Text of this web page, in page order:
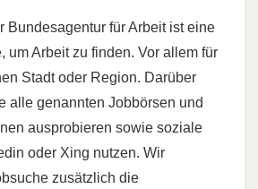
Bundesagentur für Arbeit ist eine
um Arbeit zu finden. Vor allem für
Stadt oder Region. Darüber
alle genannten Jobbörsen und
ausprobieren sowie soziale
oder Xing nutzen. Wir
zusätzlich die